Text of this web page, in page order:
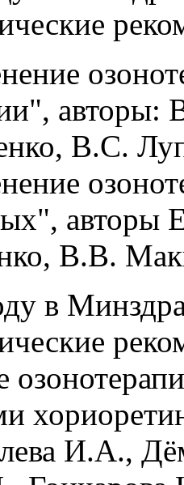
В.С.
авторы
В.В.
в
И.А.,